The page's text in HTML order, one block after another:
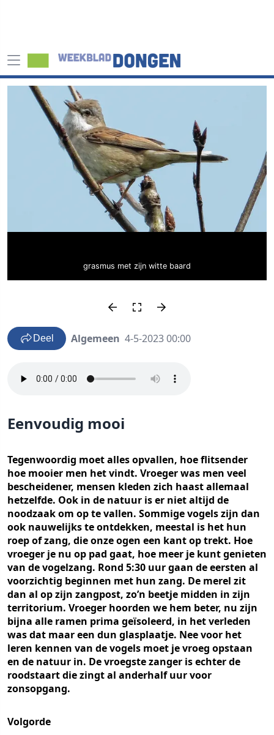
grasmus met zijn witte baard
Deel Algemeen 4-5-2023 00:00
Eenvoudig mooi
Tegenwoordig moet alles opvallen, hoe flitsender
hoe mooier men het vindt. Vroeger was men veel
bescheidener, mensen kleden zich haast allemaal
hetzelfde. Ook in de natuur is er niet altijd de
noodzaak om op te vallen. Sommige vogels zijn dan
ook nauwelijks te ontdekken, meestal is het hun
roep of zang, die onze ogen een kant op trekt. Hoe
vroeger je nu op pad gaat, hoe meer je kunt genieten
van de vogelzang. Rond 5:30 uur gaan de eersten al
voorzichtig beginnen met hun zang. De merel zit
dan al op zijn zangpost, zo’n beetje midden in zijn
territorium. Vroeger hoorden we hem beter, nu zijn
bijna alle ramen prima geïsoleerd, in het verleden
was dat maar een dun glasplaatje. Nee voor het
leren kennen van de vogels moet je vroeg opstaan
en de natuur in. De vroegste zanger is echter de
roodstaart die zingt al anderhalf uur voor
zonsopgang.
Volgorde